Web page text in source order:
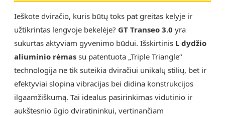
Ieškote dviračio, kuris būtų toks pat greitas kelyje ir
užtikrintas lengvoje bekelėje? GT Transeo 3.0 yra
sukurtas aktyviam gyvenimo būdui. Išskirtinis L dydžio
aliuminio rėmas su patentuota „Triple Triangle“
technologija ne tik suteikia dviračiui unikalų stilių, bet ir
efektyviai slopina vibracijas bei didina konstrukcijos
ilgaamžiškumą. Tai idealus pasirinkimas vidutinio ir
aukštesnio ūgio dviratininkui, vertinančiam